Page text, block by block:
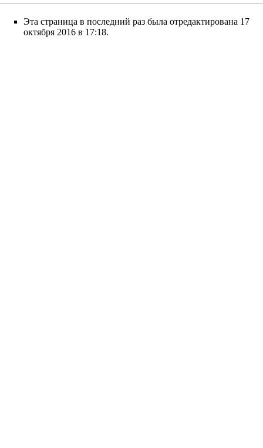
Эта страница в последний раз была отредактирована 17
октября 2016 в 17:18.